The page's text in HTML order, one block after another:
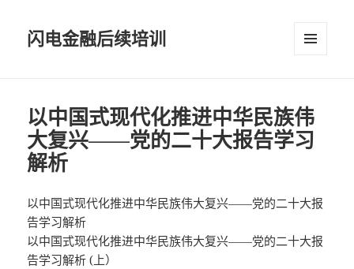
闪电金融后续培训
以中国式现代化推进中华民族伟
大复兴——党的二十大报告学习
解析
以中国式现代化推进中华民族伟大复兴——党的二十大报
告学习解析
以中国式现代化推进中华民族伟大复兴——党的二十大报
告学习解析 (上）